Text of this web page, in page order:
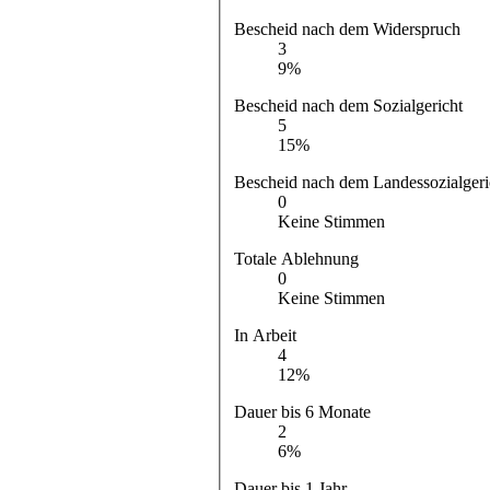
Bescheid nach dem Widerspruch
3
9%
Bescheid nach dem Sozialgericht
5
15%
Bescheid nach dem
0
Keine Stimmen
Totale Ablehnung
0
Keine Stimmen
In Arbeit
4
12%
Dauer bis 6 Monate
2
6%